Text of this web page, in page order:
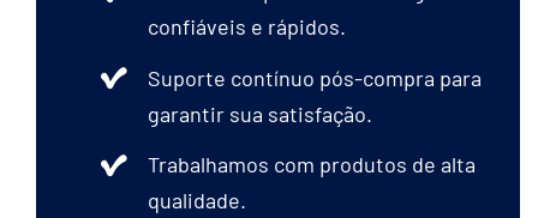
confiáveis e rápidos.
Suporte contínuo pós-compra para
garantir sua satisfação.
Trabalhamos com produtos de alta
qualidade.